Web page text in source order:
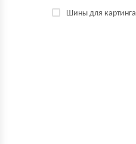
Шины для картинга